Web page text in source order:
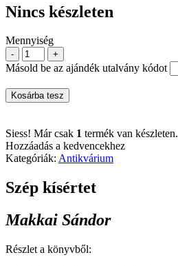
Nincs készleten
Mennyiség
- +
Másold be az ajándék utalvány kódot
Kosárba tesz
Siess! Már csak 1 termék van készleten.
Hozzáadás a kedvencekhez
Kategóriák: Antikvárium
Szép kísértet
Makkai Sándor
Részlet a könyvből: